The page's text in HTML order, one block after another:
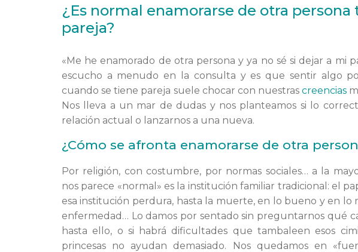
¿Es normal enamorarse de otra
pareja?
«Me he enamorado de otra persona y ya no sé si dejar a mi
escucho a menudo en la consulta y es que sentir algo
cuando se tiene pareja suele chocar con nuestrascreencias
Nos lleva a un mar de dudas y nos planteamos si lo
relación actual o lanzarnos a una nueva.
¿Cómo se afronta enamorarse de otra
Por religión, con costumbre, por normas sociales… a la
nos parece «normal» es la institución familiar tradicional: el
esa institución perdura, hasta la muerte, en lo bueno y en lo
enfermedad… Lo damos por sentado sin preguntarnos qué
hasta ello, o si habrá dificultades que tambaleen esos
princesas no ayudan demasiado. Nos quedamos en